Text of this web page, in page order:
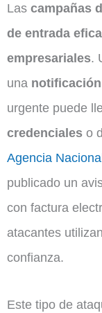
Las campañas
de entrada
empresariales.
una
urgente puede
credenciales o
Agencia
publicado un
con factura
atacantes
confianza.
Este tipo de